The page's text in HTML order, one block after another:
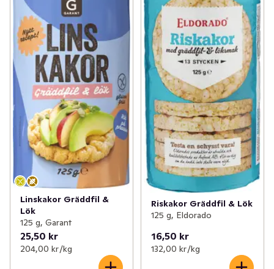
Linskakor Gräddfil &
Lök
125 g, Garant
25,50 kr
204,00 kr /kg
Riskakor Gräddfil & Lök
125 g, Eldorado
16,50 kr
132,00 kr /kg